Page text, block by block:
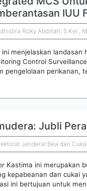
IUU
Rizky Abdillah, S.Kel.,
ini menjelaskan landasan
Control
pengelolaan perikanan,
Jubli
Jenderal Bea dan Cukai
Kastima ini merupakan
kepabeanan dan cukai
ini bertujuan untuk